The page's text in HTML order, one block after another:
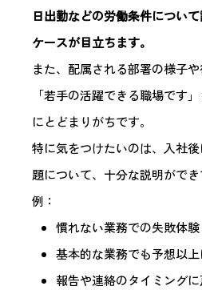
日出勤などの労働条件につい
ケースが目立ちます。
また、配属される部署の様子や
「若手の活躍できる職場です
にとどまりがちです。
特に気をつけたいのは、入社
題について、十分な説明ができ
例：
慣れない業務での失敗体験
基本的な業務でも予想以
報告や連絡のタイミング